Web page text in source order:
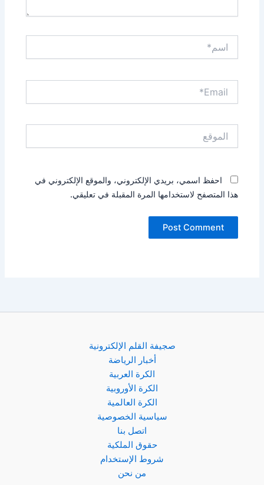
احفظ اسمي، بريدي الإلكتروني، والموقع الإلكتروني في
هذا المتصفح لاستخدامها المرة المقبلة في تعليقي.
صجيفة القلم الإلكترونية
أخبار الرياضة
الكرة العربية
الكرة الأوروبية
الكرة العالمية
سياسية الخصوصية
اتصل بنا
حقوق الملكية
شروط الإستخدام
من نحن